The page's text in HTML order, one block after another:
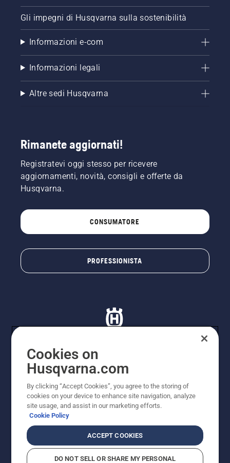
Gli impegni di Husqvarna sulla sostenibilità
Informazioni e-com
Informazioni legali
Altre sedi Husqvarna
Rimanete aggiornati!
Registratevi oggi stesso per ricevere
aggiornamenti, novità, consigli e offerte da
Husqvarna.
CONSUMATORE
PROFESSIONISTA
© Husqvarna AB (publ). Tutti i diritti riservati. I prezzi
Husqvarna Schweiz AG per i rivenditori specializzati
aderenti all’iniziativa, prezzi in CHF comprensivi di IVA
all’ 8,1% e TRA. Con riserva di modifica. Tutti i prezzi
indicati sono prezzi al dettaglio consigliati (IVA inclusa),
a meno che il prodotto non sia disponibile per l'acquisto
Informativa sui cookieTermini di utilizzo
Informativa sulla privacyRiferimentiCGVF Negozio online
Cookies on
Husqvarna.com
By clicking “Accept Cookies”, you agree to the storing of
cookies on your device to enhance site navigation, analyze
site usage, and assist in our marketing efforts.
Cookie Policy
ACCEPT COOKIES
DO NOT SELL OR SHARE MY PERSONAL